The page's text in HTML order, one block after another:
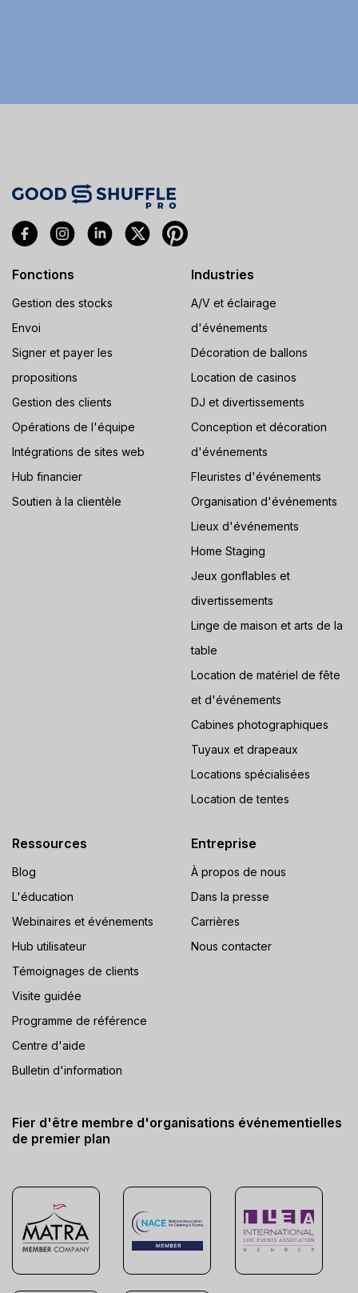
Fonctions
Gestion des stocks
Envoi
Signer et payer les
propositions
Gestion des clients
Opérations de l'équipe
Intégrations de sites web
Hub financier
Soutien à la clientèle
Industries
A/V et éclairage
d'événements
Décoration de ballons
Location de casinos
DJ et divertissements
Conception et décoration
d'événements
Fleuristes d'événements
Organisation d'événements
Lieux d'événements
Home Staging
Jeux gonflables et
divertissements
Linge de maison et arts de la
table
Location de matériel de fête
et d'événements
Cabines photographiques
Tuyaux et drapeaux
Locations spécialisées
Location de tentes
Ressources
Blog
L'éducation
Webinaires et événements
Hub utilisateur
Témoignages de clients
Visite guidée
Programme de référence
Centre d'aide
Bulletin d'information
Entreprise
À propos de nous
Dans la presse
Carrières
Nous contacter
Fier d'être membre d'organisations événementielles
de premier plan